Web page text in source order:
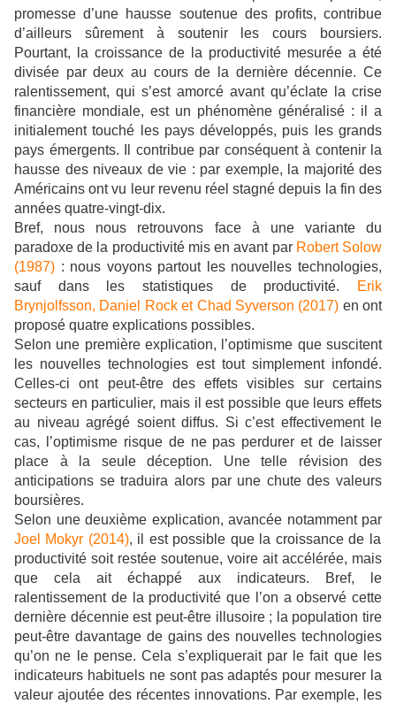
promesse d’une hausse soutenue des profits, contribue
d’ailleurs sûrement à soutenir les cours boursiers.
Pourtant, la croissance de la productivité mesurée a été
divisée par deux au cours de la dernière décennie. Ce
ralentissement, qui s’est amorcé avant qu’éclate la crise
financière mondiale, est un phénomène généralisé : il a
initialement touché les pays développés, puis les grands
pays émergents. Il contribue par conséquent à contenir la
hausse des niveaux de vie : par exemple, la majorité des
Américains ont vu leur revenu réel stagné depuis la fin des
années quatre-vingt-dix.
Bref, nous nous retrouvons face à une variante du
paradoxe de la productivité mis en avant par Robert Solow
(1987) : nous voyons partout les nouvelles technologies,
sauf dans les statistiques de productivité. Erik
Brynjolfsson, Daniel Rock et Chad Syverson (2017) en ont
proposé quatre explications possibles.
Selon une première explication, l’optimisme que suscitent
les nouvelles technologies est tout simplement infondé.
Celles-ci ont peut-être des effets visibles sur certains
secteurs en particulier, mais il est possible que leurs effets
au niveau agrégé soient diffus. Si c’est effectivement le
cas, l’optimisme risque de ne pas perdurer et de laisser
place à la seule déception. Une telle révision des
anticipations se traduira alors par une chute des valeurs
boursières.
Selon une deuxième explication, avancée notamment par
Joel Mokyr (2014), il est possible que la croissance de la
productivité soit restée soutenue, voire ait accélérée, mais
que cela ait échappé aux indicateurs. Bref, le
ralentissement de la productivité que l’on a observé cette
dernière décennie est peut-être illusoire ; la population tire
peut-être davantage de gains des nouvelles technologies
qu’on ne le pense. Cela s’expliquerait par le fait que les
indicateurs habituels ne sont pas adaptés pour mesurer la
valeur ajoutée des récentes innovations. Par exemple, les